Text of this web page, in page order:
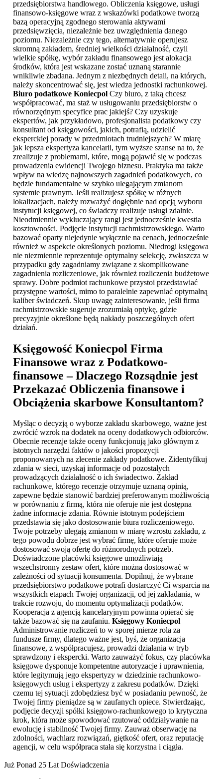
przedsiębiorstwa handlowego. Obliczenia księgowe, usługi
finansowo-księgowe wraz z wskazówki podatkowe tworzą
bazą operacyjną zgodnego sterowania aktywami
przedsięwzięcia, niezależnie bez uwzględnienia danego
poziomu. Niezależnie czy tego, alternatywnie operujesz
skromną zakładem, średniej wielkości działalność, czyli
wielkie spółkę, wybór zakładu finansowego jest alokacja
środków, która jest wskazane zostać uznaną starannie
wnikliwie zbadana. Jednym z niezbędnych detali, na których,
należy skoncentrować się, jest wiedza jednostki rachunkowej.
Biuro podatkowe Koniecpol Czy biuro, z taką chcesz
współpracować, ma staż w usługowaniu przedsiębiorstw o
równorzędnym specyfice prac jakiejś? Czy uzyskuje
ekspertów, jak przykładowo, profesjonalista podatkowy czy
konsultant od księgowości, jakich, potrafią, udzielić
eksperckiej porady w przedmiotach trudniejszych? W miarę
jak lepsza ekspertyza kancelarii, tym wyższe szanse na to, że
zrealizuje z problemami, które, mogą pojawić się w podczas
prowadzenia ewidencji Twojego biznesu. Praktyka ma także
wpływ na wiedzę najnowszych zagadnień podatkowych, co
będzie fundamentalne w szybko ulegającym zmianom
systemie prawnym. Jeśli realizujesz spółkę w różnych
lokalizacjach, należy rozważyć dogłębnie nad opcją wyboru
instytucji księgowej, co świadczy realizuje usługi zdalnie.
Nieodmiennie wykluczający rangi jest jednocześnie kwestia
kosztowności. Podjęcie instytucji rachmistrzowskiego. Warto
bazować oparty niejedynie wyłącznie na cenach, jednocześnie
również w aspekcie określonych poziomu. Niedrogi księgowa
nie niezmiennie reprezentuje optymalny selekcję, zwłaszcza w
przypadku gdy zagadniamy związane z skomplikowane
zagadnienia rozliczeniowe, jak również rozliczenia budżetowe
sprawy. Dobre podmiot rachunkowe przystoi przedstawiać
przystępne wartości, mimo to paralelnie zapewniać optymalną
kaliber świadczeń. Skup uwagę zainteresowanie, jeśli firma
rachmistrzowskie sugeruje zrozumiałą optykę, gdzie
precyzyjnie określone będą nakłady poszczególnych ofert
działań.
Księgowość Koniecpol Firma
Finansowe wraz z Podatkowo-
finansowe – Dlaczego Rozsądnie jest
Przekazać Obliczenia finansowe i
Obciążenia skarbowe Konsultantom?
Myśląc o decyzją o wyborze zakładu skarbowego, ważne jest
zwrócić wzrok na dodatek na oceny dodatkowych odbiorców.
Obecnie recenzje także oceny funkcjonują jako głównym z
istotnych narzędzi faktów o jakości propozycji
proponowanych na zlecenie zakłady podatkowe. Zidentyfikuj
zdania w sieci, uzyskaj informacje od pozostałych
prowadzących działalność o ich świadectwo. Zakład
rachunkowe, którego recenzje otrzymuje uznaną opinią,
zapewne będzie stanowić bardziej preferowanym możliwością
w porównaniu z firmą, która nie oferuje nie jest dostępna
żadne informacje zdania. Równie istotnym podejściem
przedstawia się jako dostosowanie biura rozliczeniowego.
Twoje potrzeby ulegają zmianom w miarę wzrostu zakładu, z
tego powodu dobrze jest wybrać firmę, które oferuje może
dostosować swoją ofertę do różnorodnych potrzeb.
Doświadczone placówki księgowe umożliwiają
wszechstronny zestaw ofert, które można dostosować w
zależności od sytuacji konsumenta. Dopilnuj, że wybrane
przedsiębiorstwo podatkowe potrafi dostarczyć Ci wsparcia na
wszystkich etapach Twojej organizacji, od jej zakładania, w
trakcie rozwoju, do momentu optymalizacji podatków.
Kooperacja z agencją kancelaryjnym powinna opierać się
także bazować się na zaufaniu. Księgowy Koniecpol
Administrowanie rozliczeń to w sporej mierze rola za
fundusze firmy, dlatego ważne jest, byś, że organizacja
finansowe, z współpracujesz, prowadzi działania w tryb
sprawdzony i ekspercki. Warto zauważyć fokus, czy placówka
księgowe dysponuje kompetentne autoryzacje i uprawnienia,
które legitymują jego ekspertyzy w dziedzinie rachunkowo-
księgowych usług i ekspertyzy z zakresu podatków. Dzięki
czemu tej sytuacji zdobędziesz być w posiadaniu pewność, że
Twojej firmy pieniądze są w zaufanych opiece. Stwierdzając,
podjęcie decyzji spółki księgowo-rachunkowego to krytyczna
krok, która może spowodować rzutować oddziaływanie na
ewolucję i stabilność Twojej firmy. Zauważ obserwację na
zdolności, wachlarz rozwiązań, giętkość ofert, oraz reputację
agencji, w celu współpraca stała się korzystna i ciągła.
Już Ponad 25 Lat Doświadczenia